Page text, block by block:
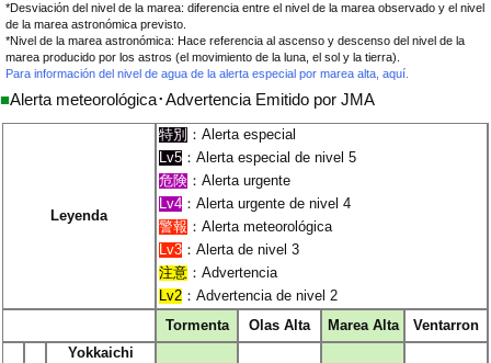
*Desviación del nivel de la marea: diferencia entre el nivel de la marea observado y el nivel
de la marea astronómica previsto.
*Nivel de la marea astronómica: Hace referencia al ascenso y descenso del nivel de la
marea producido por los astros (el movimiento de la luna, el sol y la tierra).
Para información del nivel de agua de la alerta especial por marea alta, aquí.
■Alerta meteorológica･Advertencia Emitido por JMA
Leyenda
特別 ：Alerta especial
Lv5 ：Alerta especial de nivel 5
危険 ：Alerta urgente
Lv4 ：Alerta urgente de nivel 4
警報 ：Alerta meteorológica
Lv3 ：Alerta de nivel 3
注意 ：Advertencia
Lv2 ：Advertencia de nivel 2
Tormenta Olas Alta Marea Alta Ventarron
Yokkaichi